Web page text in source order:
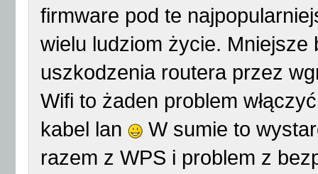
firmware pod te
wielu ludziom życie. Mniejsze
uszkodzenia routera przez
Wifi to żaden problem
kabel lan
W sumie to
razem z WPS i problem z